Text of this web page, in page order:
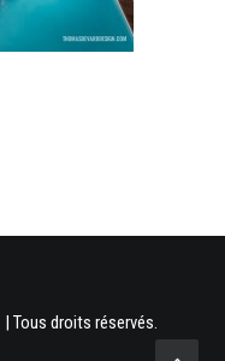
Tous droits réservés.